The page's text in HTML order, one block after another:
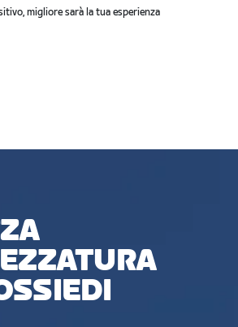
migliore sarà la tua esperienza